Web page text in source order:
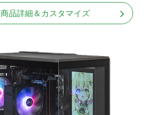
850W GOLD 電源
商品詳細＆カスタマイズ